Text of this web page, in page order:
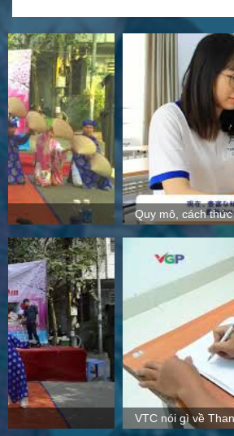
Quy mô, cách thức hoạt động tại Thanh
VTC nói gì về Thanh Giang